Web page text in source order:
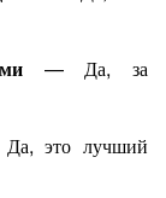
— Да, за
это лучший